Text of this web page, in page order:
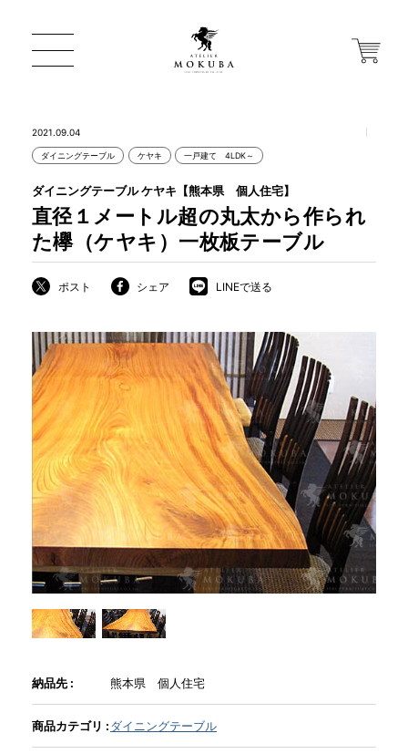
店舗から探す
一枚板 ATELIER MOKUBA HOME
MOKUBA について
商品情報
直営店
イベント
WEBカタログ
全商品一覧
新入荷情報
2021.09.04
ダイニングテーブル ケヤキ 一戸建て 4LDK～
直径１メートル超の丸太から作られ
た欅（ケヤキ）一枚板テーブル
ダイニングテーブル ケヤキ【熊本県 個人住宅】
ポスト シェア LINEで送る
納品先 : 熊本県 個人住宅
商品カテゴリ :ダイニングテーブル